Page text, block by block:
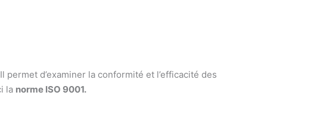
permet d’examiner la conformité et l’efficacité des
la norme ISO 9001.